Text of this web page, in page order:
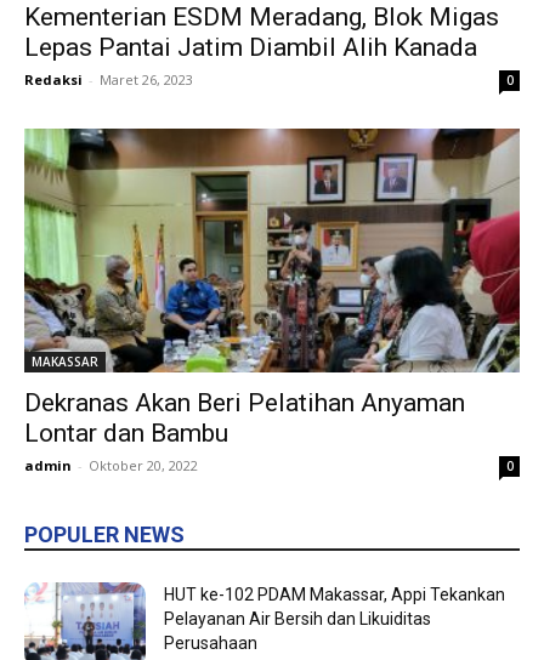
Kementerian ESDM Meradang, Blok Migas
Lepas Pantai Jatim Diambil Alih Kanada
Redaksi - Maret 26, 2023 0
MAKASSAR
Dekranas Akan Beri Pelatihan Anyaman
Lontar dan Bambu
admin - Oktober 20, 2022 0
POPULER NEWS
HUT ke-102 PDAM Makassar, Appi Tekankan
Pelayanan Air Bersih dan Likuiditas
Perusahaan